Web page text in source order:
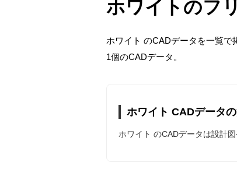
ホワイトのフ
ホワイト のCADデータを一覧で
1個のCADデータ。
ホワイト CADデータ
ホワイト のCADデータは設計